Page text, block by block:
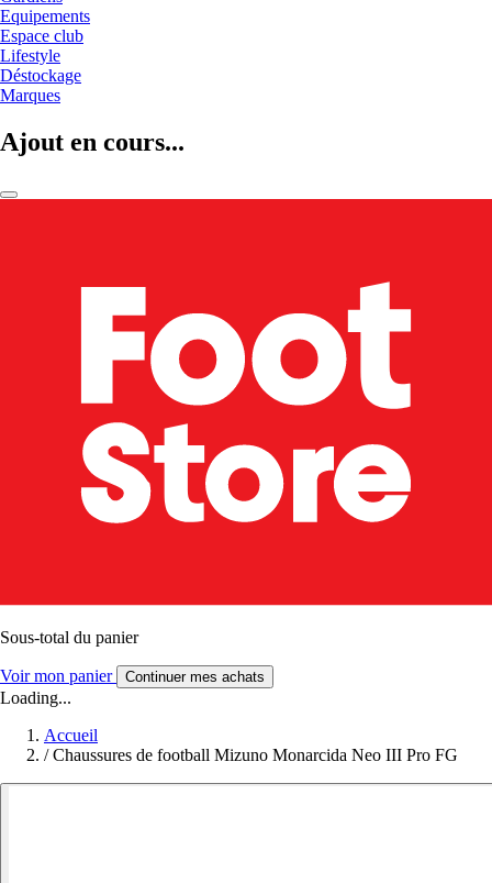
Equipements
Espace club
Lifestyle
Déstockage
Marques
Ajout en cours...
Sous-total du panier
Voir mon panier Continuer mes achats
Loading...
Accueil
/ Chaussures de football Mizuno Monarcida Neo III Pro FG